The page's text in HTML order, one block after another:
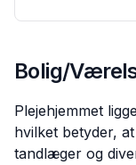
Bolig/
Plejehjemmet
hvilket betyder,
tandlæger og